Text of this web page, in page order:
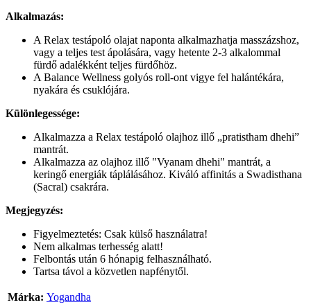
Alkalmazás:
A Relax testápoló olajat naponta alkalmazhatja masszázshoz,
vagy a teljes test ápolására, vagy hetente 2-3 alkalommal
fürdő adalékként teljes fürdőhöz.
A Balance Wellness golyós roll-ont vigye fel halántékára,
nyakára és csuklójára.
Különlegessége:
Alkalmazza a Relax testápoló olajhoz illő „pratistham dhehi”
mantrát.
Alkalmazza az olajhoz illő "Vyanam dhehi" mantrát, a
keringő energiák táplálásához. Kiváló affinitás a Swadisthana
(Sacral) csakrára.
Megjegyzés:
Figyelmeztetés: Csak külső használatra!
Nem alkalmas terhesség alatt!
Felbontás után 6 hónapig felhasználható.
Tartsa távol a közvetlen napfénytől.
Márka: Yogandha